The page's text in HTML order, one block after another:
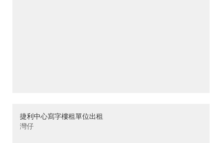
捷利中心寫字樓租單位出租
灣仔